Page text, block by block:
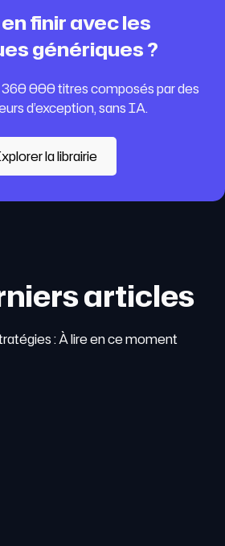
finir avec les
génériques ?
000 titres composés par des
d’exception, sans IA.
la librairie
articles
: À lire en ce moment